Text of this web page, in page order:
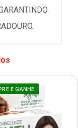
E GANHE